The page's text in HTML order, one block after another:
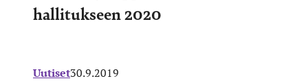
hallitukseen 2020
Uutiset30.9.2019